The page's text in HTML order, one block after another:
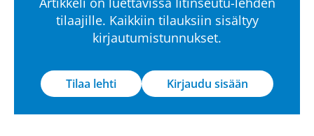
tilaajille. Kaikkiin tilauksiin sisältyy
kirjautumistunnukset.
Tilaa lehti Kirjaudu sisään